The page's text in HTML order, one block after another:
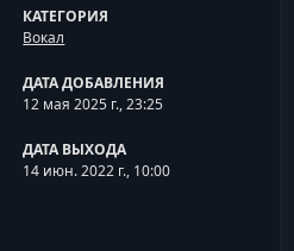
КАТЕГОРИЯ
Вокал
ДАТА ДОБАВЛЕНИЯ
12 мая 2025 г., 23:25
ДАТА ВЫХОДА
14 июн. 2022 г., 10:00